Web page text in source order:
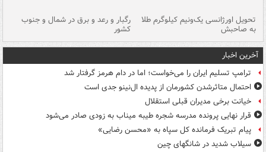
تحویل اورژانسی یک‌ونیم کیلوگرم طلا
به صاحبش
رگبار و رعد و برق در شمال و جنوب
کشور
آخرین اخبار
ترامپ تسلیم ایران را می‌خواست؛ اما در دام هرمز گرفتار شد
احتمال متاثرشدن کشورمان از پدیده ال‌نینو جدی است
خیانت برخی مدیران قبلی استقلال
قرار نهایی پرونده مدرسه شجره طیبه میناب به زودی صادر می‌شود
پیام تبریک فرمانده کل سپاه به «محسن رضایی»
سیلاب شدید در شانگهای چین